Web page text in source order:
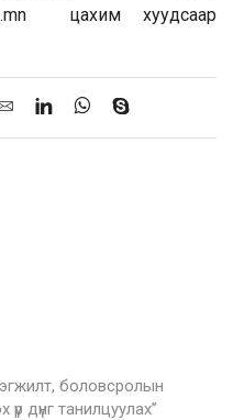
цахим хуудсаар
боловсролын
үр дүнг танилцуулах”